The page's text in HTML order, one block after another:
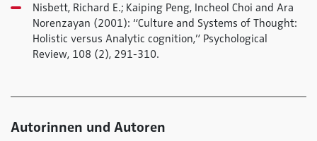
Nisbett, Richard E.; Kaiping Peng, Incheol Choi and Ara
Norenzayan (2001): “Culture and Systems of Thought:
Holistic versus Analytic cognition,” Psychological
Review, 108 (2), 291-310.
Autorinnen und Autoren